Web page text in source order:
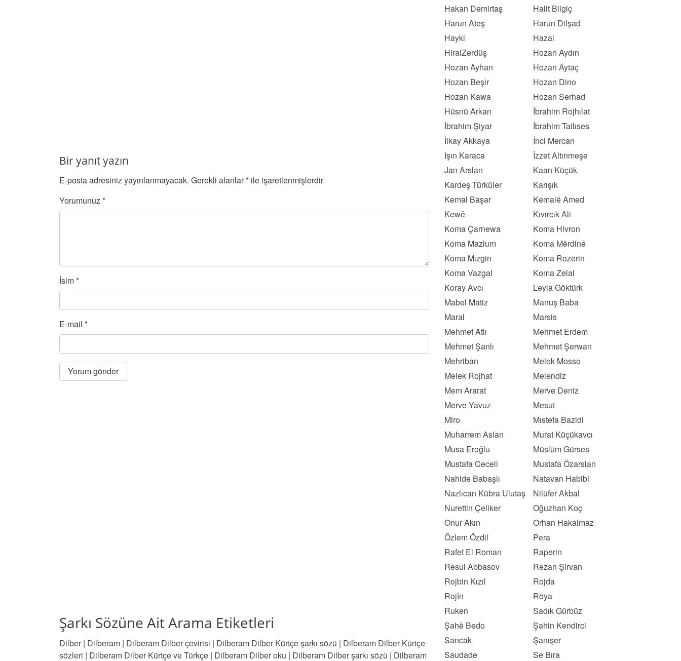
Bir yanıt yazın
E-posta adresiniz yayınlanmayacak. Gerekli alanlar* ile işaretlenmişlerdir
Yorumunuz*
İsim*
E-mail *
Şarkı Sözüne Ait Arama Etiketleri
Dilber | Dilberam | Dilberam Dilber çevirisi | Dilberam Dilber Kürtçe şarkı sözü | Dilberam Dilber Kürtçe
sözleri | Dilberam Dilber Kürtçe ve Türkçe | Dilberam Dilber oku | Dilberam Dilber şarkı sözü | Dilberam
Hakan Demirtaş
Halit Bilgiç
Harun Ateş
Harun Dilşad
Hayki
Hazal
HiraiZerdüş
Hozan Aydın
Hozan Ayhan
Hozan Aytaç
Hozan Beşir
Hozan Dino
Hozan Kawa
Hozan Serhad
Hüsnü Arkan
İbrahim Rojhılat
İbrahim Şiyar
İbrahim Tatlıses
İlkay Akkaya
İnci Mercan
Işın Karaca
İzzet Altınmeşe
Jan Arslan
Kaan Küçük
Kardeş Türküler
Karışık
Kemal Başar
Kemalê Amed
Kewê
Kıvırcık Ali
Koma Çarnewa
Koma Hivron
Koma Mazlum
Koma Mêrdinê
Koma Mızgin
Koma Rozerin
Koma Vazgal
Koma Zelal
Koray Avcı
Leyla Göktürk
Mabel Matiz
Manuş Baba
Maral
Marsis
Mehmet Atlı
Mehmet Erdem
Mehmet Şanlı
Mehmet Şerwan
Mehriban
Melek Mosso
Melek Rojhat
Melendiz
Mem Ararat
Merve Deniz
Merve Yavuz
Mesut
Miro
Mıstefa Bazidi
Muharrem Aslan
Murat Küçükavcı
Musa Eroğlu
Müslüm Gürses
Mustafa Ceceli
Mustafa Özarslan
Nahide Babaşlı
Natavan Habibi
Nazlıcan Kübra Ulutaş
Nilüfer Akbal
Nurettin Çeliker
Oğuzhan Koç
Onur Akın
Orhan Hakalmaz
Özlem Özdil
Pera
Rafet El Roman
Raperin
Resul Abbasov
Rezan Şirvan
Rojbin Kızıl
Rojda
Rojîn
Röya
Ruken
Sadık Gürbüz
Şahê Bedo
Şahin Kendirci
Sancak
Şanışer
Saudade
Se Bıra